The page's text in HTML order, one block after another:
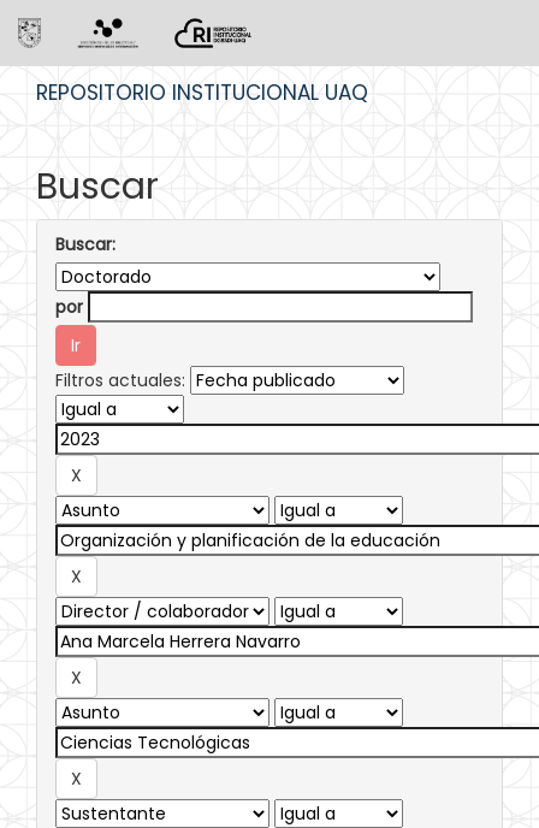
REPOSITORIO INSTITUCIONAL UAQ
Buscar
Buscar:
por
Filtros actuales: